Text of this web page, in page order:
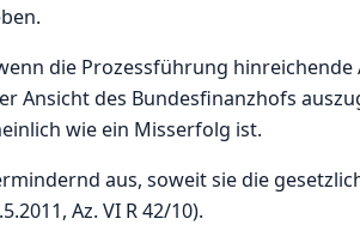
die Prozessführung hinreichende
Ansicht des Bundesfinanzhofs
wie ein Misserfolg ist.
aus, soweit sie die
Az. VI R 42/10).